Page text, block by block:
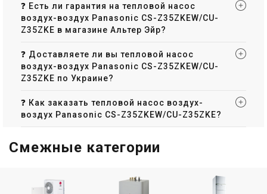
❓ Есть ли гарантия на тепловой насос
воздух-воздух Panasonic CS-Z35ZKEW/CU-
Z35ZKE в магазине Альтер Эйр?
❓ Доставляете ли вы тепловой насос
воздух-воздух Panasonic CS-Z35ZKEW/CU-
Z35ZKE по Украине?
❓ Как заказать тепловой насос воздух-
воздух Panasonic CS-Z35ZKEW/CU-Z35ZKE?
Смежные категории